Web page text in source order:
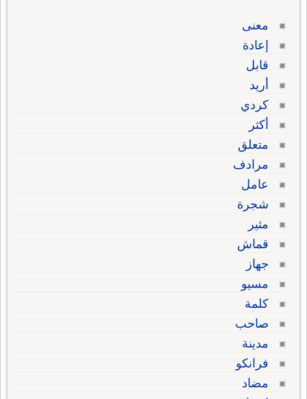
معنى
إعادة
قابل
أريد
كردي
أكثر
متعلق
مرادف
عامل
شجرة
مثير
قماش
جهاز
مسيو
كلمة
صاحب
مدينة
فرانكو
مضاد